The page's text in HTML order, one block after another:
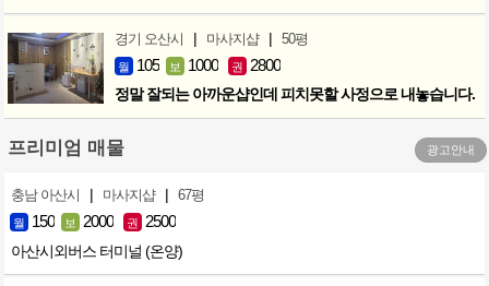
경기 오산시 | 마사지샵 | 50평
월 105 보 1000 권 2800
정말 잘되는 아까운샵인데 피치못할 사정으로 내놓습니다.
프리미엄 매물 광고안내
충남 아산시 | 마사지샵 | 67평
월 150 보 2000 권 2500
아산시외버스 터미널 (온양)